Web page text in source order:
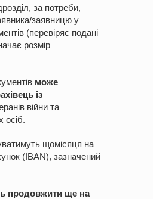
за потреби,
заявницю у
(перевіряє подані
розмір
може
із
війни та
осіб.
щомісяця на
(IBAN), зазначений
продовжити ще на